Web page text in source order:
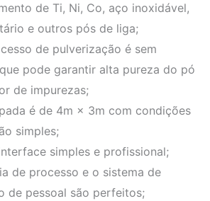
de Ti, Ni, Co, aço inoxidável,
e outros pós de liga;
de pulverização é sem
pode garantir alta pureza do pó
de impurezas;
é de 4m × 3m com condições
simples;
simples e profissional;
de processo e o sistema de
de pessoal são perfeitos;